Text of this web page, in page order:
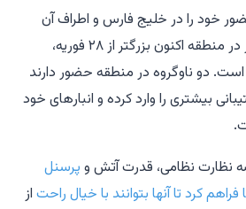
خود را در خلیج فارس و اطراف آن
حفظ می‌کند. این حضور در منطقه اکنون بزرگتر از ۲۸ فوریه،
دو ناوگروه در منطقه حضور دارند
بیشتری را وارد کرده و انبارهای خود
نظارت نظامی، قدرت آتش و پرسنل
کرد تا آنها بتوانند با خیال راحت از